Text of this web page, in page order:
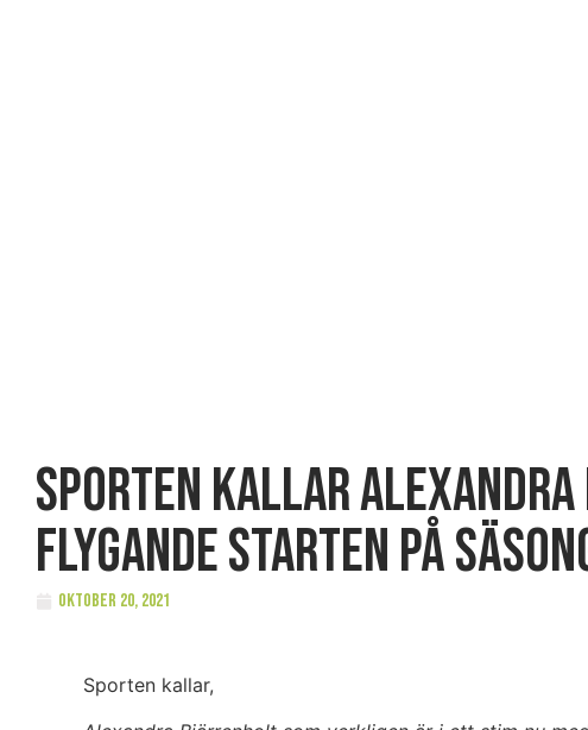
SPORTEN KALLAR
flygande starten på
oktober 20, 2021
Sporten kallar,